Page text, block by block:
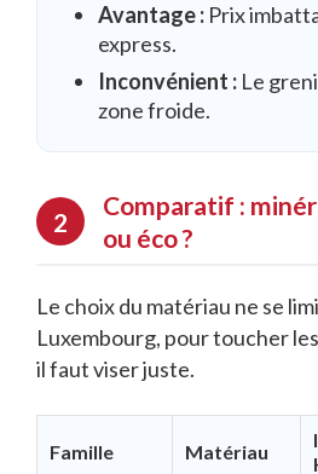
Avantage : Prix
express.
Inconvénient : Le
zone froide.
Comparatif :
ou éco ?
Le choix du matériau ne se
Luxembourg, pour toucher
il faut viser juste.
Famille Matériau